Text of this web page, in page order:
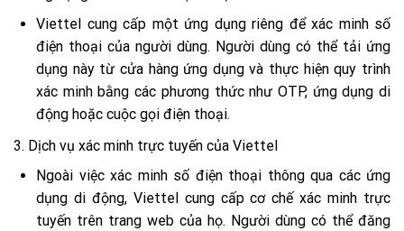
Viettel cung cấp một ứng dụng riêng để xác minh số
điện thoại của người dùng. Người dùng có thể tải ứng
dụng này từ cửa hàng ứng dụng và thực hiện quy trình
xác minh bằng các phương thức như OTP, ứng dụng di
động hoặc cuộc gọi điện thoại.
3. Dịch vụ xác minh trực tuyến của Viettel
Ngoài việc xác minh số điện thoại thông qua các ứng
dụng di động, Viettel cung cấp cơ chế xác minh trực
tuyến trên trang web của họ. Người dùng có thể đăng